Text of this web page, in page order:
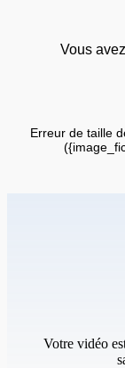
Vous
Erreur de taille
Votre vidéo